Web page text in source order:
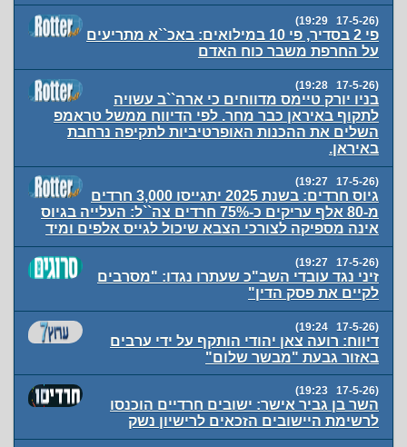
(17-5-26 19:29)
פי 2 בסדיר, פי 10 במילואים: באכ``א מתריעים
על החרפת משבר כוח האדם
(17-5-26 19:28)
בניו יורק טיימס מדווחים כי ארה``ב עשויה
לתקוף באיראן כבר מחר. לפי הדיווח ממשל טראמפ
השלים את ההכנות האופרטיביות לתקיפה נרחבת
באיראן.
(17-5-26 19:27)
גיוס חרדים: בשנת 2025 יתגייסו 3,000 חרדים
מ-80 אלף עריקים כ-75% חרדים צה``ל: העלייה בגיוס
אינה מספיקה לצורכי הצבא שיכול לגייס אלפים ומיד
(17-5-26 19:27)
זיני נגד עובדי השב"כ שעתרו נגדו: "מסרבים
לקיים את פסק הדין"
(17-5-26 19:24)
דיווח: רועה צאן יהודי הותקף על ידי ערבים
באזור גבעת "מבשר שלום"
(17-5-26 19:23)
השר בן גביר אישר: ישובים חרדיים הוכנסו
לרשימת היישובים הזכאים לרישיון נשק